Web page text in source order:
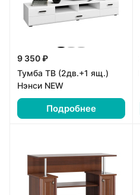
9 350 ₽
Тумба ТВ (2дв.+1 ящ.)
Нэнси NEW
Подробнее